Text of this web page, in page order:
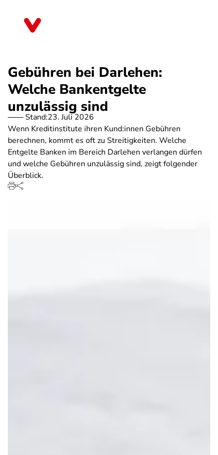
Gebühren bei Darlehen:
Welche Bankentgelte
unzulässig sind
Stand:23. Juli 2026
Wenn Kreditinstitute ihren Kund:innen Gebühren
berechnen, kommt es oft zu Streitigkeiten. Welche
Entgelte Banken im Bereich Darlehen verlangen dürfen
und welche Gebühren unzulässig sind, zeigt folgender
Überblick.